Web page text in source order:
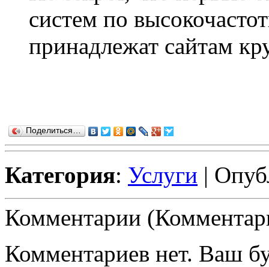
систем по
принадлежат сайтам
Поделиться…
Категория: Услуги |
Комментарии
Комментариев нет. Ваш